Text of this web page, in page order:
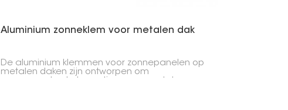
Aluminium zonneklem voor metalen dak
De aluminium klemmen voor zonnepanelen op
metalen daken zijn ontworpen om